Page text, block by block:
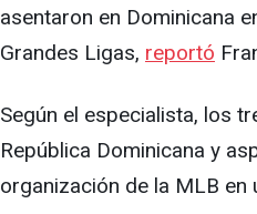
asentaron en Dominicana
Grandes Ligas, reportó
Según el especialista, los
República Dominicana y
organización de la MLB en